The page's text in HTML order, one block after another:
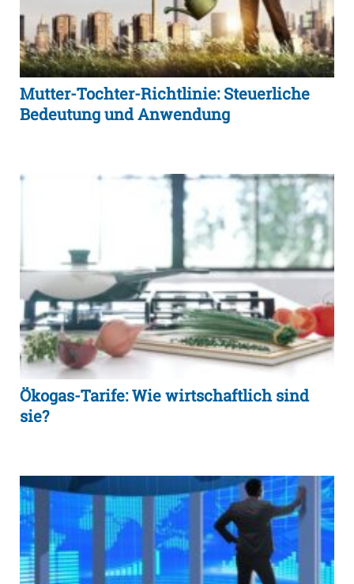
Mutter-Tochter-Richtlinie: Steuerliche
Bedeutung und Anwendung
Ökogas-Tarife: Wie wirtschaftlich sind
sie?